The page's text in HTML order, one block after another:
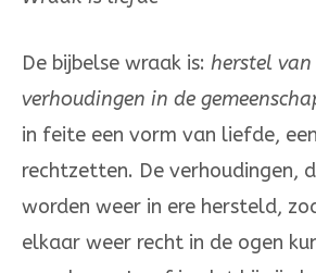
De bijbelse wraak is: herstel van
verhoudingen in de
in feite een vorm van liefde,
recht­zetten. De verhoudingen,
worden weer in ere her­steld,
elkaar weer recht in de ogen